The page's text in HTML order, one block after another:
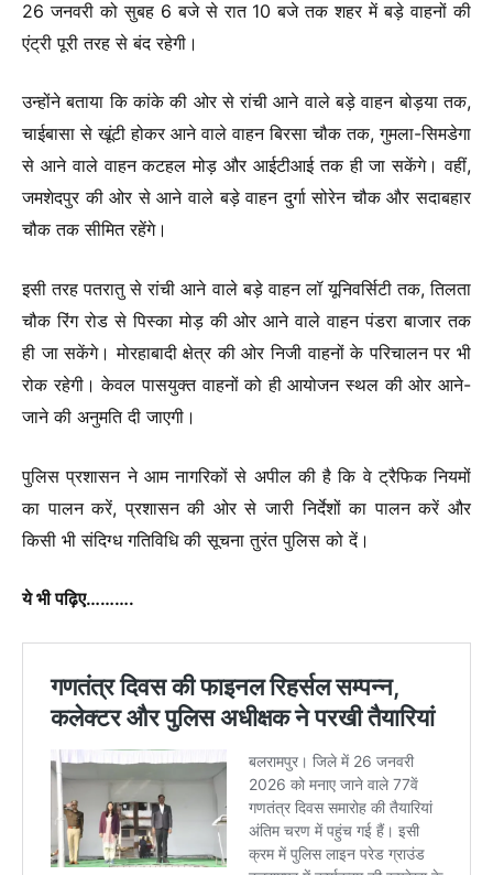
26 जनवरी को सुबह 6 बजे से रात 10 बजे तक शहर में बड़े वाहनों की
एंट्री पूरी तरह से बंद रहेगी।
उन्होंने बताया कि कांके की ओर से रांची आने वाले बड़े वाहन बोड़या तक,
चाईबासा से खूंटी होकर आने वाले वाहन बिरसा चौक तक, गुमला-सिमडेगा
से आने वाले वाहन कटहल मोड़ और आईटीआई तक ही जा सकेंगे। वहीं,
जमशेदपुर की ओर से आने वाले बड़े वाहन दुर्गा सोरेन चौक और सदाबहार
चौक तक सीमित रहेंगे।
इसी तरह पतरातु से रांची आने वाले बड़े वाहन लॉ यूनिवर्सिटी तक, तिलता
चौक रिंग रोड से पिस्का मोड़ की ओर आने वाले वाहन पंडरा बाजार तक
ही जा सकेंगे। मोरहाबादी क्षेत्र की ओर निजी वाहनों के परिचालन पर भी
रोक रहेगी। केवल पासयुक्त वाहनों को ही आयोजन स्थल की ओर आने-
जाने की अनुमति दी जाएगी।
पुलिस प्रशासन ने आम नागरिकों से अपील की है कि वे ट्रैफिक नियमों
का पालन करें, प्रशासन की ओर से जारी निर्देशों का पालन करें और
किसी भी संदिग्ध गतिविधि की सूचना तुरंत पुलिस को दें।
ये भी पढ़िए……….